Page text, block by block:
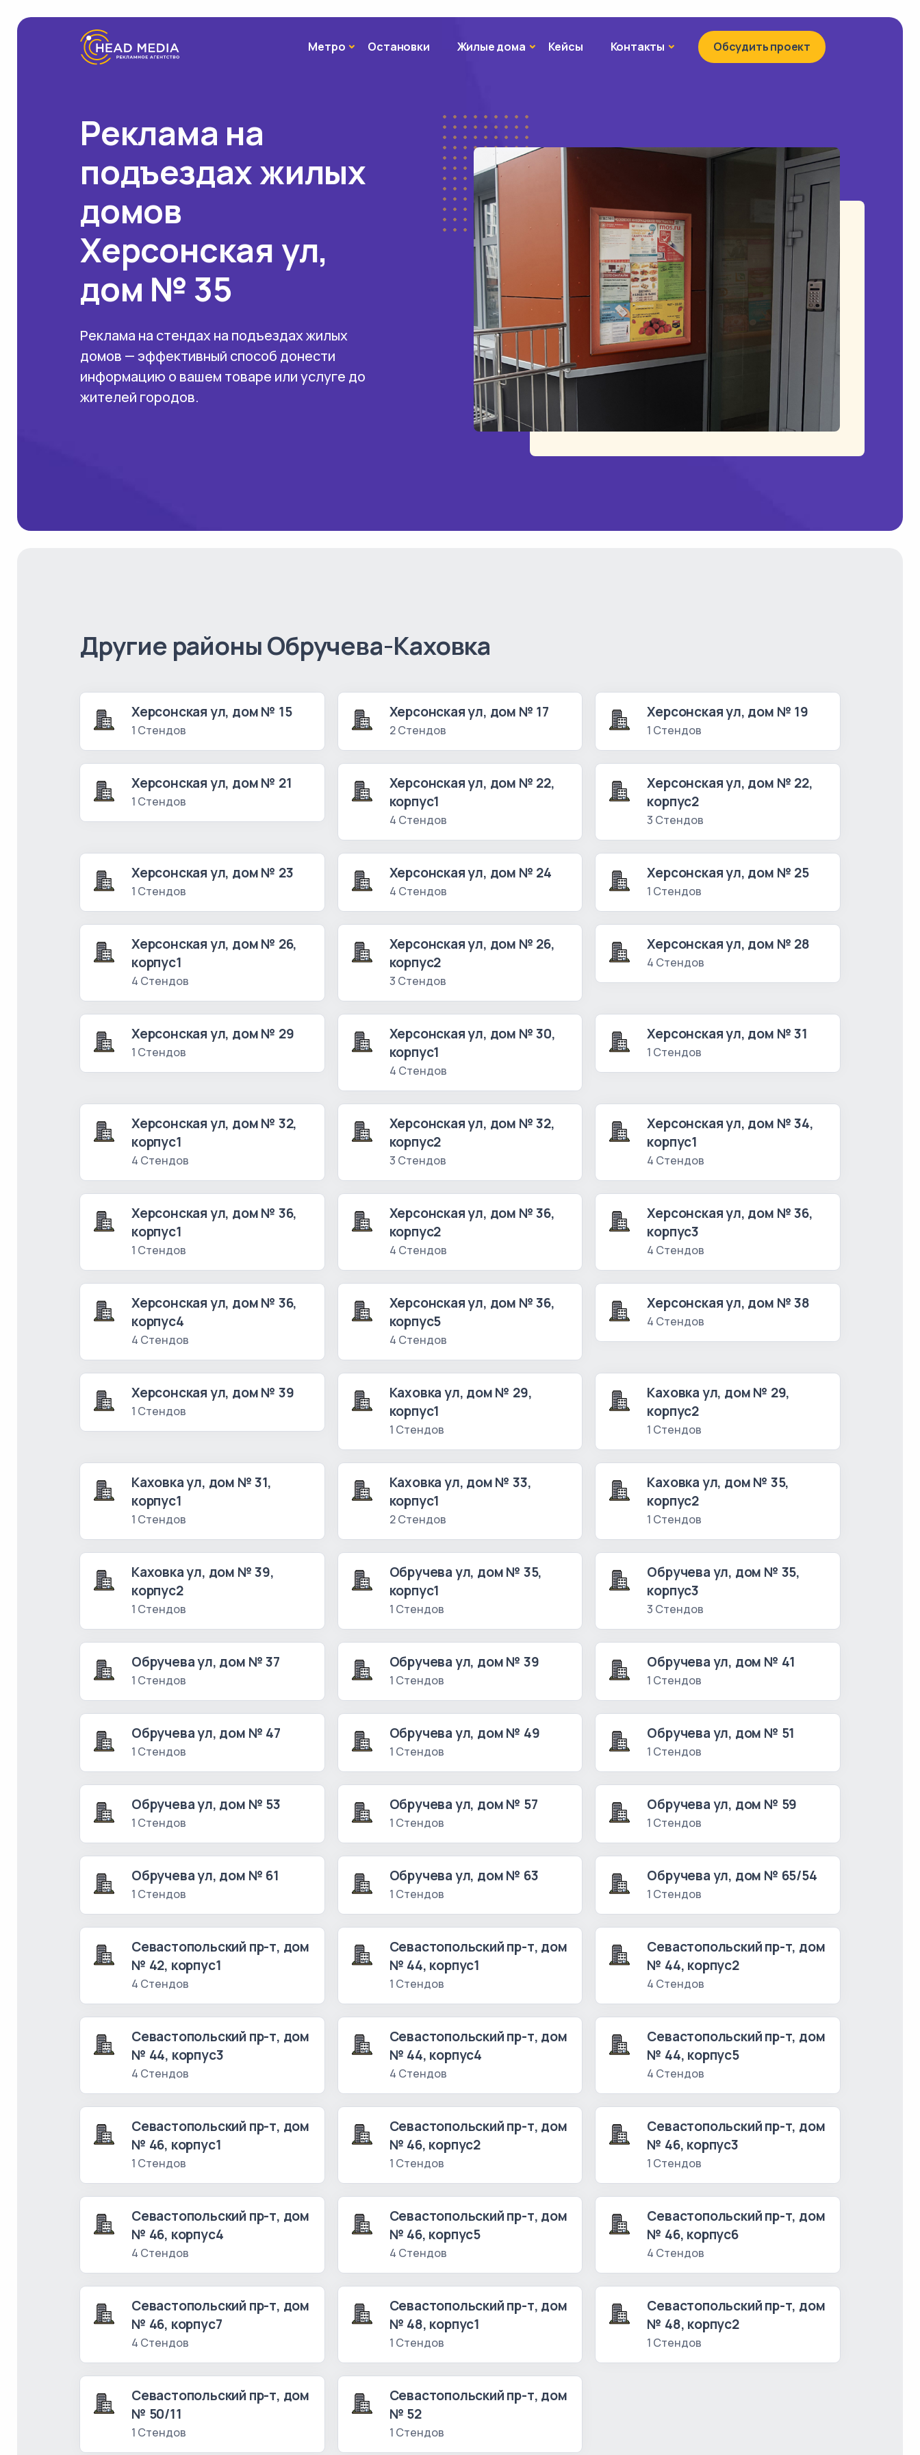
МетроМетроОстановки Жилые домаЖилые дома
Кейсы Контакты КонтактыОбсудить проект
Реклама на
подъездах жилых
домов
Херсонская ул,
дом № 35
Реклама на стендах на подъездах жилых
домов — эффективный способ донести
информацию о вашем товаре или услуге до
жителей городов.
Другие районы Обручева-Каховка
Херсонская ул, дом № 15
1 Стендов
Херсонская ул, дом № 17
2 Стендов
Херсонская ул, дом № 19
1 Стендов
Херсонская ул, дом № 21
1 Стендов
Херсонская ул, дом № 22,
корпус1
4 Стендов
Херсонская ул, дом № 22,
корпус2
3 Стендов
Херсонская ул, дом № 23
1 Стендов
Херсонская ул, дом № 24
4 Стендов
Херсонская ул, дом № 25
1 Стендов
Херсонская ул, дом № 26,
корпус1
4 Стендов
Херсонская ул, дом № 26,
корпус2
3 Стендов
Херсонская ул, дом № 28
4 Стендов
Херсонская ул, дом № 29
1 Стендов
Херсонская ул, дом № 30,
корпус1
4 Стендов
Херсонская ул, дом № 31
1 Стендов
Херсонская ул, дом № 32,
корпус1
4 Стендов
Херсонская ул, дом № 32,
корпус2
3 Стендов
Херсонская ул, дом № 34,
корпус1
4 Стендов
Херсонская ул, дом № 36,
корпус1
1 Стендов
Херсонская ул, дом № 36,
корпус2
4 Стендов
Херсонская ул, дом № 36,
корпус3
4 Стендов
Херсонская ул, дом № 36,
корпус4
4 Стендов
Херсонская ул, дом № 36,
корпус5
4 Стендов
Херсонская ул, дом № 38
4 Стендов
Херсонская ул, дом № 39
1 Стендов
Каховка ул, дом № 29,
корпус1
1 Стендов
Каховка ул, дом № 29,
корпус2
1 Стендов
Каховка ул, дом № 31,
корпус1
1 Стендов
Каховка ул, дом № 33,
корпус1
2 Стендов
Каховка ул, дом № 35,
корпус2
1 Стендов
Каховка ул, дом № 39,
корпус2
1 Стендов
Обручева ул, дом № 35,
корпус1
1 Стендов
Обручева ул, дом № 35,
корпус3
3 Стендов
Обручева ул, дом № 37
1 Стендов
Обручева ул, дом № 39
1 Стендов
Обручева ул, дом № 41
1 Стендов
Обручева ул, дом № 47
1 Стендов
Обручева ул, дом № 49
1 Стендов
Обручева ул, дом № 51
1 Стендов
Обручева ул, дом № 53
1 Стендов
Обручева ул, дом № 57
1 Стендов
Обручева ул, дом № 59
1 Стендов
Обручева ул, дом № 61
1 Стендов
Обручева ул, дом № 63
1 Стендов
Обручева ул, дом № 65/54
1 Стендов
Севастопольский пр-т, дом
№ 42, корпус1
4 Стендов
Севастопольский пр-т, дом
№ 44, корпус1
1 Стендов
Севастопольский пр-т, дом
№ 44, корпус2
4 Стендов
Севастопольский пр-т, дом
№ 44, корпус3
4 Стендов
Севастопольский пр-т, дом
№ 44, корпус4
4 Стендов
Севастопольский пр-т, дом
№ 44, корпус5
4 Стендов
Севастопольский пр-т, дом
№ 46, корпус1
1 Стендов
Севастопольский пр-т, дом
№ 46, корпус2
1 Стендов
Севастопольский пр-т, дом
№ 46, корпус3
1 Стендов
Севастопольский пр-т, дом
№ 46, корпус4
4 Стендов
Севастопольский пр-т, дом
№ 46, корпус5
4 Стендов
Севастопольский пр-т, дом
№ 46, корпус6
4 Стендов
Севастопольский пр-т, дом
№ 46, корпус7
4 Стендов
Севастопольский пр-т, дом
№ 48, корпус1
1 Стендов
Севастопольский пр-т, дом
№ 48, корпус2
1 Стендов
Севастопольский пр-т, дом
№ 50/11
1 Стендов
Севастопольский пр-т, дом
№ 52
1 Стендов